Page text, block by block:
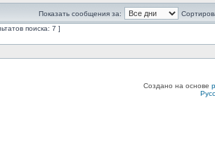
Показать сообщения за:
поиска: 7 ]
Создано на основе